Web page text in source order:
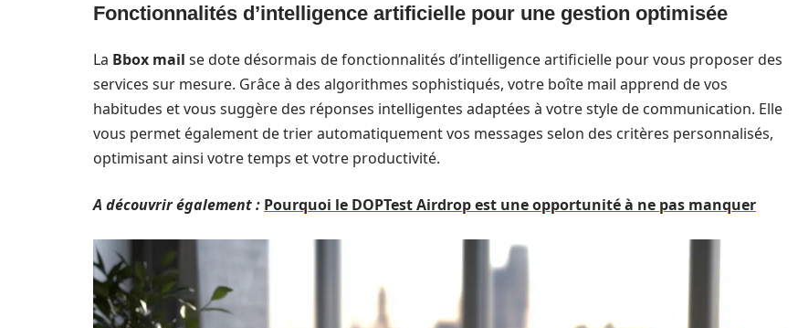
Fonctionnalités d’intelligence artificielle pour une gestion optimisée
La Bbox mail se dote désormais de fonctionnalités d’intelligence artificielle pour vous proposer des
services sur mesure. Grâce à des algorithmes sophistiqués, votre boîte mail apprend de vos
habitudes et vous suggère des réponses intelligentes adaptées à votre style de communication. Elle
vous permet également de trier automatiquement vos messages selon des critères personnalisés,
optimisant ainsi votre temps et votre productivité.
A découvrir également : Pourquoi le DOPTest Airdrop est une opportunité à ne pas manquer